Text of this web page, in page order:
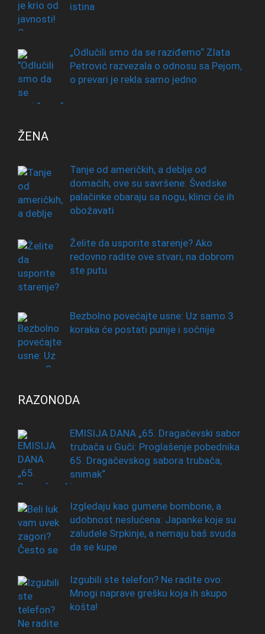
istina
„Odlučili smo da se raziđemo“ Zlata
Petrović razvezala o odnosu sa Pejom,
o prevari je rekla samo jedno
ŽENA
Tanje od američkih, a deblje od
domaćih, ove su savršene: Švedske
palačinke obaraju sa nogu, klinci će ih
obožavati
Želite da usporite starenje? Ako
redovno radite ove stvari, na dobrom
ste putu
Bezbolno povećajte usne: Uz samo 3
koraka će postati punije i sočnije
RAZONODA
EMISIJA DANA „65. Dragačevski sabor
trubača u Guči: Proglašenje pobednika
65. Dragačevskog sabora trubača,
snimak“
Izgledaju kao gumene bombone, a
udobnost neslućena: Japanke koje su
zaludele Srpkinje, a nemaju baš svuda
da se kupe
Izgubili ste telefon? Ne radite ovo:
Mnogi naprave grešku koja ih skupo
košta!